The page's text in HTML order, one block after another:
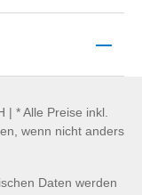
| * Alle Preise inkl.
wenn nicht anders
Daten werden